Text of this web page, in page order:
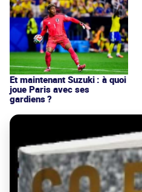
Et maintenant Suzuki : à quoi
joue Paris avec ses
gardiens ?